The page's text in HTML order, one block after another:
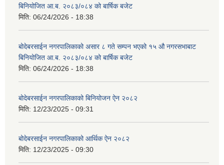
बिनियोजित आ.ब. २०८३/०८४ को बार्षिक बजेट
मिति: 06/24/2026 - 18:38
बोदेबरसाईन नगरपालिकाको असार ८ गते सम्पन भएको १५ ‍‍‍औ नगरसभाबाट
बिनियोजित आ.ब. २०८३/०८४ को बार्षिक बजेट
मिति: 06/24/2026 - 18:38
बोदेबरसाईन नगरपालिकाको बिनियोजन ऐन २०८२
मिति: 12/23/2025 - 09:31
बोदेबरसाईन नगरपालिकाको आर्थिक ऐन २०८२
मिति: 12/23/2025 - 09:30